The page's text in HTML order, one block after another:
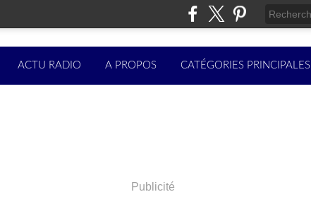
ACTU RADIO A PROPOS CATÉGORIES PRINCIPALES
Publicité